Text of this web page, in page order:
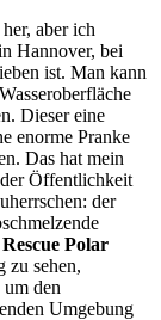
aber ich
Hannover, bei
ist. Man kann
Dieser eine
enorme Pranke
Das hat mein
Öffentlichkeit
der
Rescue Polar
zu sehen,
um den
Umgebung